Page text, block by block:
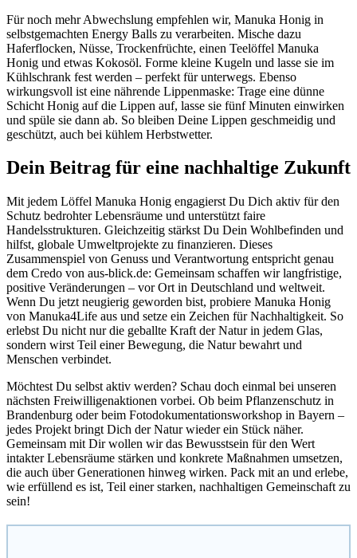
Für noch mehr Abwechslung empfehlen wir, Manuka Honig in
selbstgemachten Energy Balls zu verarbeiten. Mische dazu
Haferflocken, Nüsse, Trockenfrüchte, einen Teelöffel Manuka
Honig und etwas Kokosöl. Forme kleine Kugeln und lasse sie im
Kühlschrank fest werden – perfekt für unterwegs. Ebenso
wirkungsvoll ist eine nährende Lippenmaske: Trage eine dünne
Schicht Honig auf die Lippen auf, lasse sie fünf Minuten einwirken
und spüle sie dann ab. So bleiben Deine Lippen geschmeidig und
geschützt, auch bei kühlem Herbstwetter.
Dein Beitrag für eine nachhaltige Zukunft
Mit jedem Löffel Manuka Honig engagierst Du Dich aktiv für den
Schutz bedrohter Lebensräume und unterstützt faire
Handelsstrukturen. Gleichzeitig stärkst Du Dein Wohlbefinden und
hilfst, globale Umweltprojekte zu finanzieren. Dieses
Zusammenspiel von Genuss und Verantwortung entspricht genau
dem Credo von aus-blick.de: Gemeinsam schaffen wir langfristige,
positive Veränderungen – vor Ort in Deutschland und weltweit.
Wenn Du jetzt neugierig geworden bist, probiere Manuka Honig
von Manuka4Life aus und setze ein Zeichen für Nachhaltigkeit. So
erlebst Du nicht nur die geballte Kraft der Natur in jedem Glas,
sondern wirst Teil einer Bewegung, die Natur bewahrt und
Menschen verbindet.
Möchtest Du selbst aktiv werden? Schau doch einmal bei unseren
nächsten Freiwilligenaktionen vorbei. Ob beim Pflanzenschutz in
Brandenburg oder beim Fotodokumentationsworkshop in Bayern –
jedes Projekt bringt Dich der Natur wieder ein Stück näher.
Gemeinsam mit Dir wollen wir das Bewusstsein für den Wert
intakter Lebensräume stärken und konkrete Maßnahmen umsetzen,
die auch über Generationen hinweg wirken. Pack mit an und erlebe,
wie erfüllend es ist, Teil einer starken, nachhaltigen Gemeinschaft zu
sein!